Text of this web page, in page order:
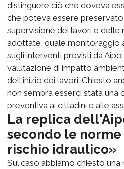
distinguere ciò che doveva
che poteva essere
supervisione dei lavori e
adottate, quale monitoraggio
sugli interventi previsti da
valutazione di impatto
dell'inizio dei lavori. Chiesto
non sembra esserci stata una
preventiva ai cittadini e alle
La replica
secondo le
rischio idraulico»
Sul caso abbiamo chiesto una